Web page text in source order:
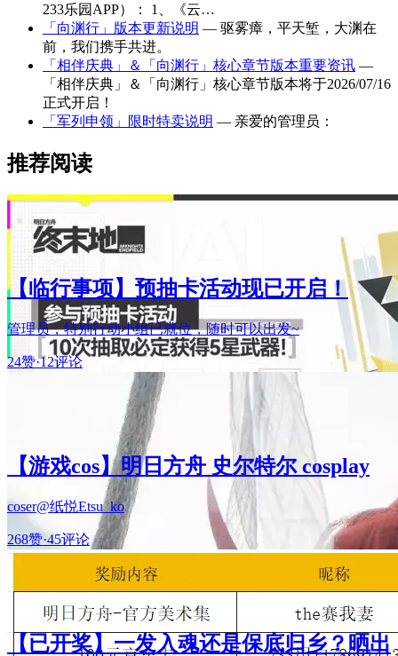
233乐园APP）： 1、《云…
「向渊行」版本更新说明 — 驱雾瘴，平天堑，大渊在
前，我们携手共进。
「相伴庆典」＆「向渊行」核心章节版本重要资讯 —
「相伴庆典」＆「向渊行」核心章节版本将于2026/07/16
正式开启！
「军列申领」限时特卖说明 — 亲爱的管理员：
推荐阅读
【临行事项】预抽卡活动现已开启！
管理员，特别行动小组已就位，随时可以出发~
24赞·12评论
【游戏cos】明日方舟 史尔特尔 cosplay
coser@纸悦Etsu_ko
268赞·45评论
【已开奖】一发入魂还是保底归乡？晒出